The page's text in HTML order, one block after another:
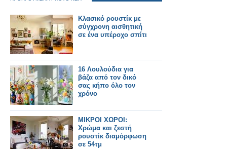
Κλασικό ρουστίκ με
σύγχρονη αισθητική
σε ένα υπέροχο σπίτι
16 Λουλούδια για
βάζα από τον δικό
σας κήπο όλο τον
χρόνο
ΜΙΚΡΟΙ ΧΩΡΟΙ:
Χρώμα και ζεστή
ρουστίκ διαμόρφωση
σε 54τμ